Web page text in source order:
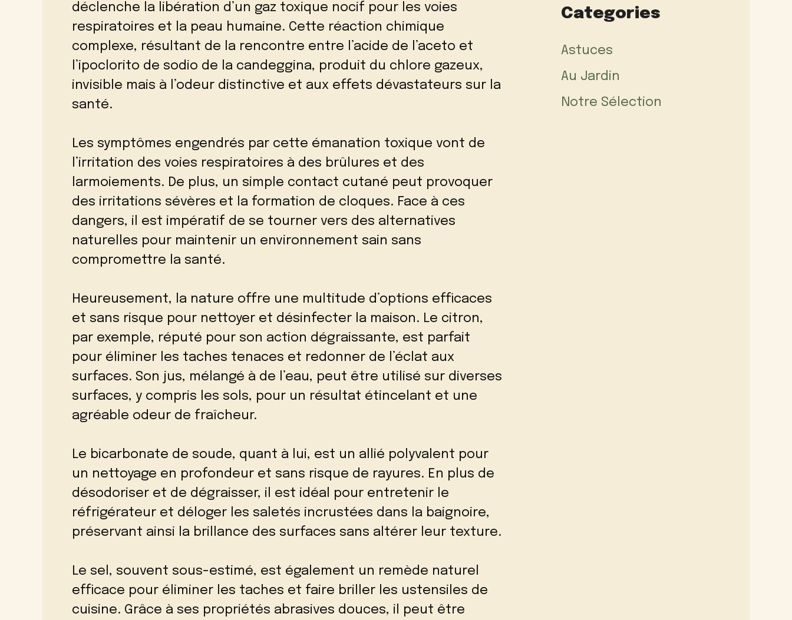
déclenche la libération d’un gaz toxique nocif pour les voies
respiratoires et la peau humaine. Cette réaction chimique
complexe, résultant de la rencontre entre l’acide de l’aceto et
l’ipoclorito de sodio de la candeggina, produit du chlore gazeux,
invisible mais à l’odeur distinctive et aux effets dévastateurs sur la
santé.
Les symptômes engendrés par cette émanation toxique vont de
l’irritation des voies respiratoires à des brûlures et des
larmoiements. De plus, un simple contact cutané peut provoquer
des irritations sévères et la formation de cloques. Face à ces
dangers, il est impératif de se tourner vers des alternatives
naturelles pour maintenir un environnement sain sans
compromettre la santé.
Heureusement, la nature offre une multitude d’options efficaces
et sans risque pour nettoyer et désinfecter la maison. Le citron,
par exemple, réputé pour son action dégraissante, est parfait
pour éliminer les taches tenaces et redonner de l’éclat aux
surfaces. Son jus, mélangé à de l’eau, peut être utilisé sur diverses
surfaces, y compris les sols, pour un résultat étincelant et une
agréable odeur de fraîcheur.
Le bicarbonate de soude, quant à lui, est un allié polyvalent pour
un nettoyage en profondeur et sans risque de rayures. En plus de
désodoriser et de dégraisser, il est idéal pour entretenir le
réfrigérateur et déloger les saletés incrustées dans la baignoire,
préservant ainsi la brillance des surfaces sans altérer leur texture.
Le sel, souvent sous-estimé, est également un remède naturel
efficace pour éliminer les taches et faire briller les ustensiles de
cuisine. Grâce à ses propriétés abrasives douces, il peut être
Categories
Astuces
Au Jardin
Notre Sélection